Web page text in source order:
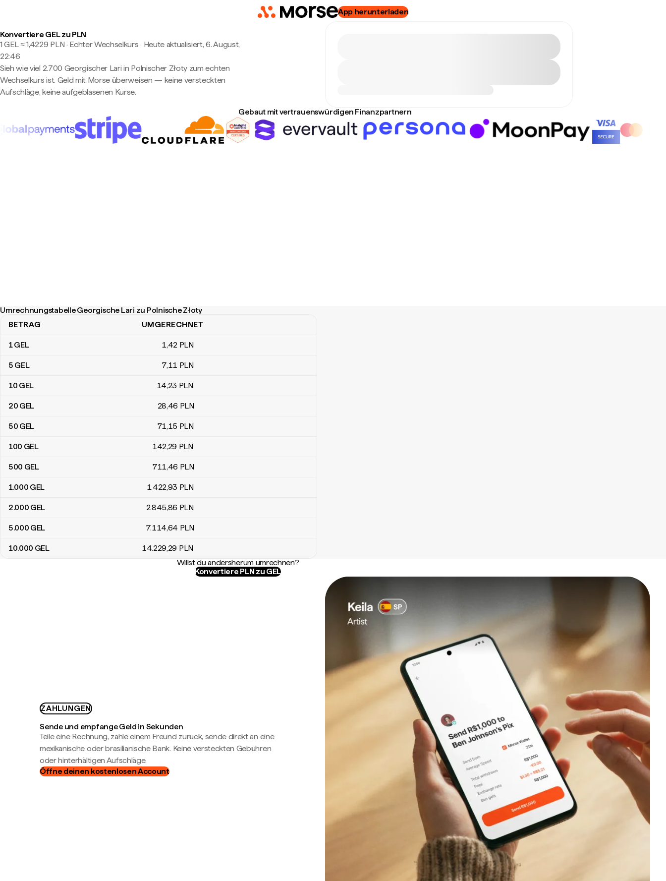
App herunterladen
Konvertiere GEL zu PLN
1 GEL ≈ 1,4229 PLN · Echter Wechselkurs · Heute aktualisiert, 6. August,
22:46
Sieh wie viel 2.700 Georgischer Lari in Polnischer Złoty zum echten
Wechselkurs ist. Geld mit Morse überweisen — keine versteckten
Aufschläge, keine aufgeblasenen Kurse.
Gebaut mit vertrauenswürdigen Finanzpartnern
Umrechnungstabelle Georgische Lari zu Polnische Złoty
Umrechnungstabelle Georgische Lari zu Polnische Złoty
BETRAG UMGERECHNET
1GEL 1,42 PLN
5 GEL 7,11 PLN
10 GEL 14,23 PLN
20 GEL 28,46 PLN
50 GEL 71,15 PLN
100 GEL 142,29 PLN
500 GEL 711,46 PLN
1.000 GEL 1.422,93 PLN
2.000 GEL 2.845,86 PLN
5.000 GEL 7.114,64 PLN
10.000 GEL 14.229,29 PLN
Willst du andersherum umrechnen?
Konvertiere PLN zu GEL
ZAHLUNGEN
Sende und empfange Geld in Sekunden
Teile eine Rechnung, zahle einem Freund zurück, sende direkt an eine
mexikanische oder brasilianische Bank. Keine versteckten Gebühren
oder hinterhältigen Aufschläge.
Öffne deinen kostenlosen Account